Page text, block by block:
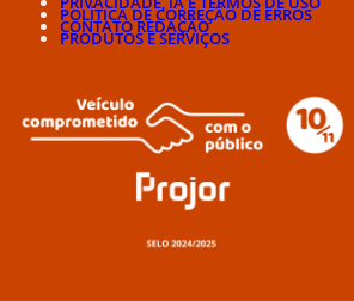
POLÍTICA DE CORREÇÃO DE ERROS
CONTATO REDAÇÃO
PRODUTOS E SERVIÇOS